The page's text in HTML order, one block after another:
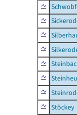
Stöckey